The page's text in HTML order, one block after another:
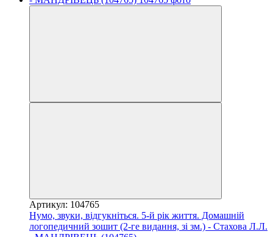
Артикул: 104765
Нумо, звуки, відгукніться. 5-й рік життя. Домашній
логопедичний зошит (2-ге видання, зі зм.) - Стахова Л.Л.